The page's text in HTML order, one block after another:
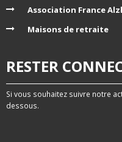
Association France
Maisons de retraite
RESTER
Si vous souhaitez suivre notre
dessous.